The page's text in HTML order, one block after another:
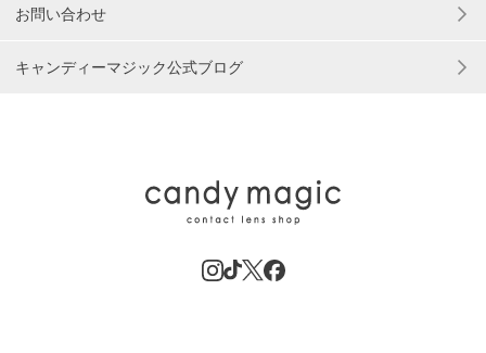
お問い合わせ
キャンディーマジック公式ブログ